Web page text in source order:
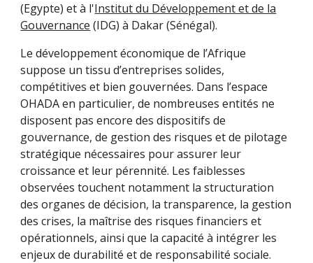
(Egypte) et à l'Institut du Développement et de la
Gouvernance (IDG) à Dakar (Sénégal).
Le développement économique de l’Afrique
suppose un tissu d’entreprises solides,
compétitives et bien gouvernées. Dans l’espace
OHADA en particulier, de nombreuses entités ne
disposent pas encore des dispositifs de
gouvernance, de gestion des risques et de pilotage
stratégique nécessaires pour assurer leur
croissance et leur pérennité. Les faiblesses
observées touchent notamment la structuration
des organes de décision, la transparence, la gestion
des crises, la maîtrise des risques financiers et
opérationnels, ainsi que la capacité à intégrer les
enjeux de durabilité et de responsabilité sociale.